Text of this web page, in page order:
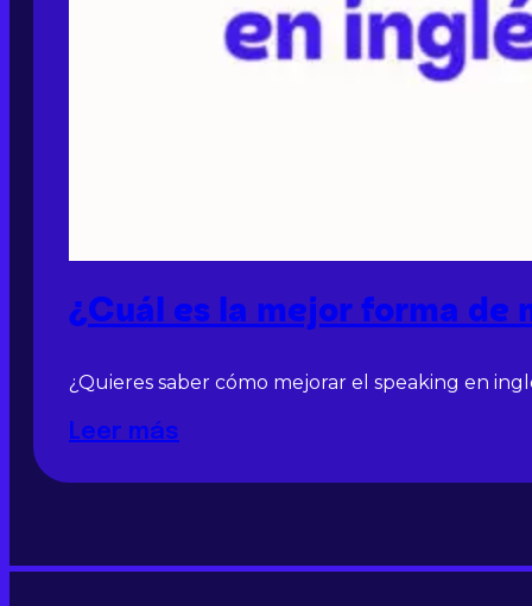
¿Cuál es la mejor forma de
¿Quieres saber cómo mejorar el speaking en
Leer más